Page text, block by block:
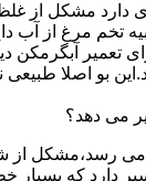
دارد مشکل از
تخم مرغ از آب
تعمیر
بو اصلا
می رسد،مشکل از
دارد که بسیار